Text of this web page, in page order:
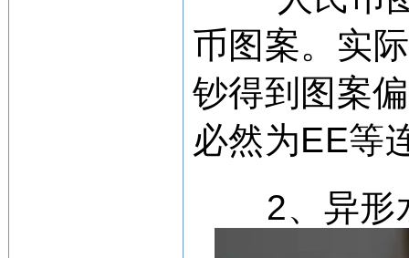
币图案。 实
钞得到图案
必然为EE等
2、异形